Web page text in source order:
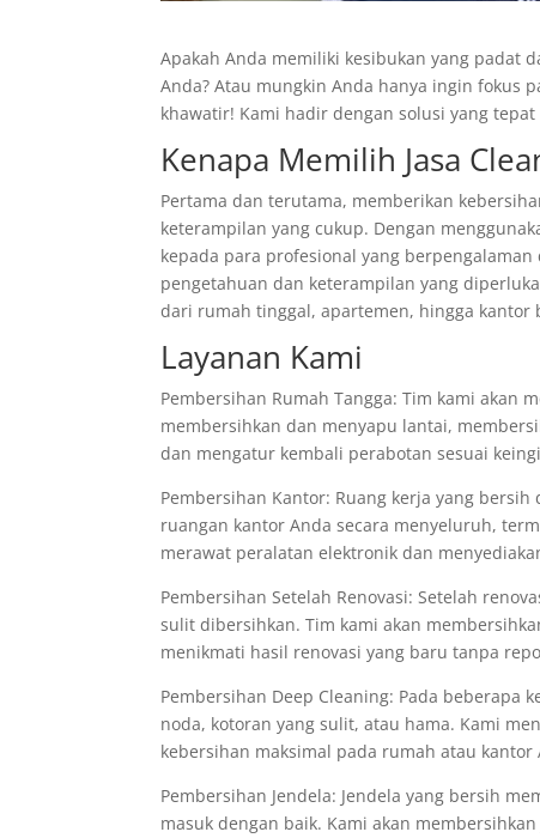
Apakah Anda memiliki kesibukan yang padat
Anda? Atau mungkin Anda hanya ingin fokus
khawatir! Kami hadir dengan solusi yang
Kenapa Memilih Jasa
Pertama dan terutama, memberikan
keterampilan yang cukup. Dengan
kepada para profesional yang
pengetahuan dan keterampilan yang
dari rumah tinggal, apartemen, hingga kantor
Layanan Kami
Pembersihan Rumah Tangga: Tim kami akan
membersihkan dan menyapu lantai,
dan mengatur kembali perabotan sesuai
Pembersihan Kantor: Ruang kerja yang
ruangan kantor Anda secara menyeluruh,
merawat peralatan elektronik dan
Pembersihan Setelah Renovasi: Setelah
sulit dibersihkan. Tim kami akan
menikmati hasil renovasi yang baru tanpa
Pembersihan Deep Cleaning: Pada
noda, kotoran yang sulit, atau hama. Kami
kebersihan maksimal pada rumah atau kantor
Pembersihan Jendela: Jendela yang bersih
masuk dengan baik. Kami akan